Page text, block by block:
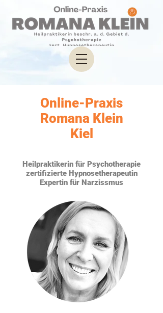
Online-Praxis
Romana Klein
Kiel
Heilpraktikerin für Psychotherapie
zertifizierte Hypnosetherapeutin
Expertin für Narzissmus